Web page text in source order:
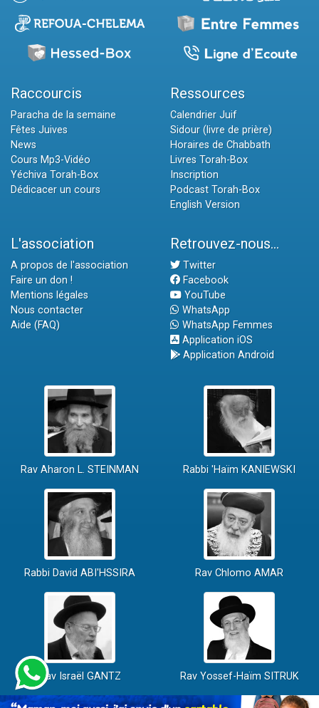
Raccourcis
Paracha de la semaine
Fêtes Juives
News
Cours Mp3-Vidéo
Yéchiva Torah-Box
Dédicacer un cours
Ressources
Calendrier Juif
Sidour (livre de prière)
Horaires de Chabbath
Livres Torah-Box
Inscription
Podcast Torah-Box
English Version
L'association
A propos de l'association
Faire un don !
Mentions légales
Nous contacter
Aide (FAQ)
Retrouvez-nous...
Twitter
Facebook
YouTube
WhatsApp
WhatsApp Femmes
Application iOS
Application Android
Rav Aharon L. STEINMAN Rabbi 'Haïm KANIEWSKI
Rabbi David ABI'HSSIRA Rav Chlomo AMAR
Rav Israël GANTZ Rav Yossef-Haïm SITRUK